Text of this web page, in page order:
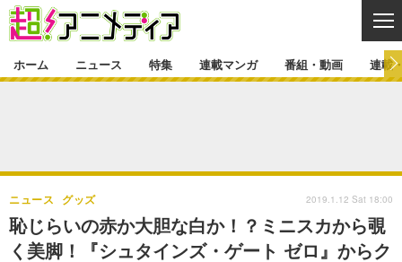
ゲーム・アプリ マンガ
グッズ イベント
特集一覧 カバー
ラキりす
連載マンガ
連載マンガ一覧
番組・動画
番組・動画一覧 ラジオ
連載・ブログ
ホーム ニュース 特集 連載マンガ 番組・動画 連載
恥じらいの赤か大胆な白か！？ミニスカから覗
く美脚！『シュタインズ・ゲート ゼロ』からク
ニュース グッズ 2019.1.12 Sat 18:00